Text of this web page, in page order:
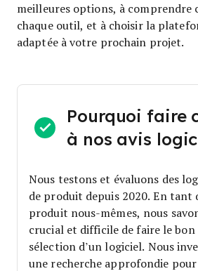
meilleures options, à comprendre
chaque outil, et à choisir la
adaptée à votre prochain projet.
Pourquoi faire
à nos avis
Nous testons et évaluons des
de produit depuis 2020. En tant
produit nous-mêmes, nous
crucial et difficile de faire le bon
sélection d’un logiciel. Nous
une recherche approfondie